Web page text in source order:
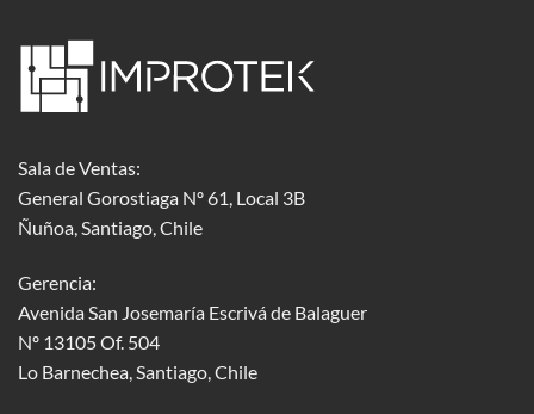
Sala de Ventas:
General Gorostiaga Nº 61, Local 3B
Ñuñoa, Santiago, Chile
Gerencia:
Avenida San Josemaría Escrivá de Balaguer
Nº 13105 Of. 504
Lo Barnechea, Santiago, Chile